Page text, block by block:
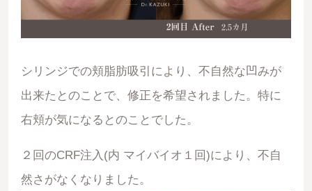
シリンジでの頬脂肪吸引により、不自然な凹みが
出来たとのことで、修正を希望されました。特に
右頬が気になるとのことでした。
２回のCRF注入(内 マイバイオ１回)により、不自
然さがなくなりました。